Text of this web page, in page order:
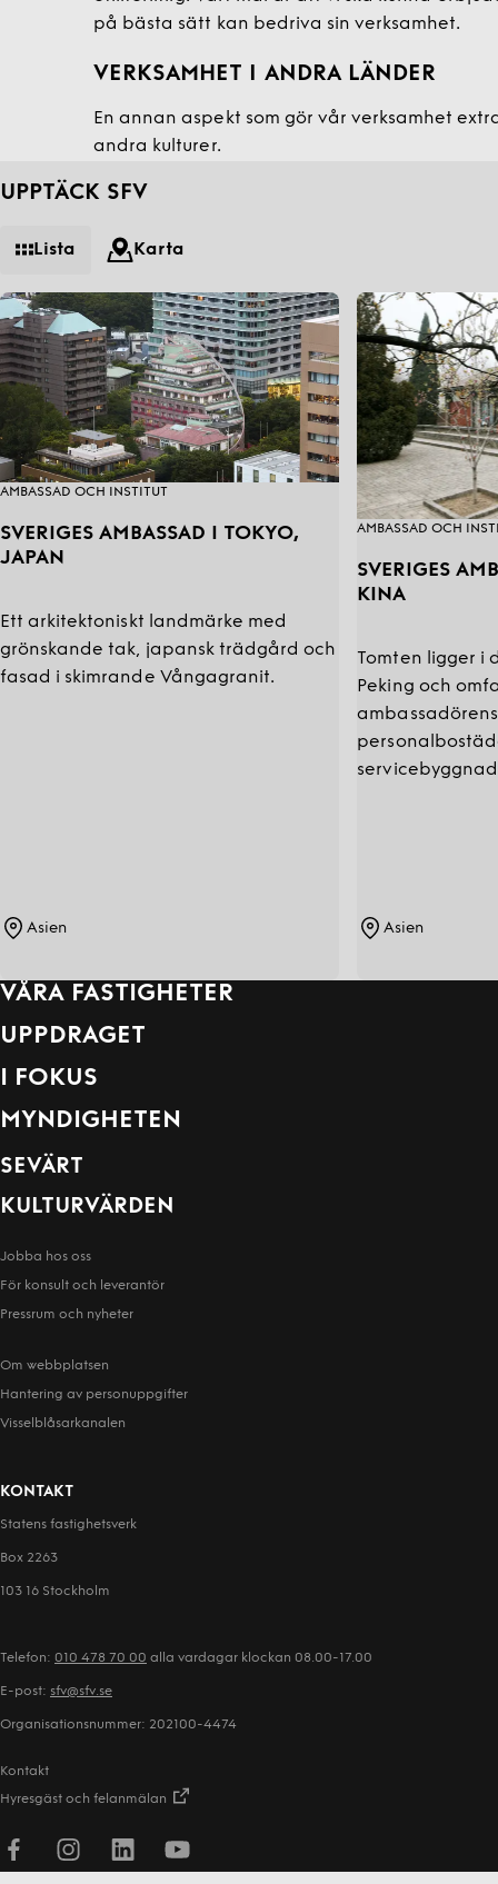
på bästa sätt kan bedriva sin verksamhet.
VERKSAMHET I ANDRA LÄNDER
En annan aspekt som gör vår verksamhet
andra kulturer.
UPPTÄCK SFV
Lista Karta
AMBASSAD OCH INSTITUT
SVERIGES AMBASSAD I TOKYO,
JAPAN
Ett arkitektoniskt landmärke med
grönskande tak, japansk trädgård och
fasad i skimrande Vångagranit.
Asien
AMBASSAD OCH
SVERIGES
KINA
Tomten ligger i
Peking och
Asien
VÅRA FASTIGHETER
UPPDRAGET
I FOKUS
MYNDIGHETEN
SEVÄRT
KULTURVÄRDEN
Jobba hos oss
För konsult och leverantör
Pressrum och nyheter
Om webbplatsen
Hantering av person­uppgifter
Visselblåsarkanalen
KONTAKT
Statens fastighetsverk
Box 2263
103 16 Stockholm
Telefon: 010 478 70 00 alla vardagar klockan 08.00-17.00
E-post: sfv@sfv.se
Organisationsnummer: 202100-4474
Kontakt
Hyresgäst och felanmälan